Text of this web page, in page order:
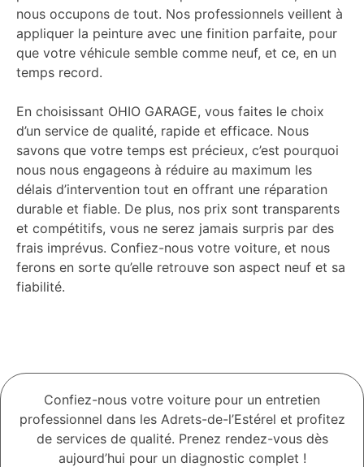
nous occupons de tout. Nos professionnels veillent à
appliquer la peinture avec une finition parfaite, pour
que votre véhicule semble comme neuf, et ce, en un
temps record.
En choisissant OHIO GARAGE, vous faites le choix
d’un service de qualité, rapide et efficace. Nous
savons que votre temps est précieux, c’est pourquoi
nous nous engageons à réduire au maximum les
délais d’intervention tout en offrant une réparation
durable et fiable. De plus, nos prix sont transparents
et compétitifs, vous ne serez jamais surpris par des
frais imprévus. Confiez-nous votre voiture, et nous
ferons en sorte qu’elle retrouve son aspect neuf et sa
fiabilité.
Confiez-nous votre voiture pour un entretien
professionnel dans les Adrets-de-l’Estérel et profitez
de services de qualité. Prenez rendez-vous dès
aujourd’hui pour un diagnostic complet !